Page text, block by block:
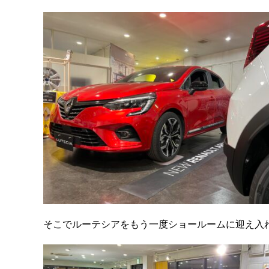
そこでルーテシアをもう一度ショールームに迎え入